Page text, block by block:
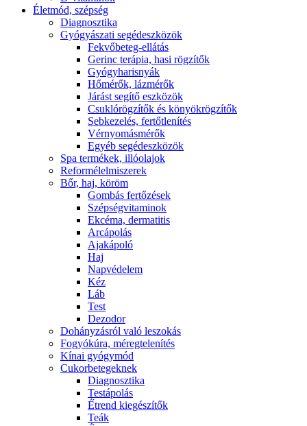
Életmód, szépség
Diagnosztika
Gyógyászati segédeszközök
Fekvőbeteg-ellátás
Gerinc terápia, hasi rögzítők
Gyógyharisnyák
Hőmérők, lázmérők
Járást segítő eszközök
Csuklórögzítők és könyökrögzítők
Sebkezelés, fertőtlenítés
Vérnyomásmérők
Egyéb segédeszközök
Spa termékek, illóolajok
Reformélelmiszerek
Bőr, haj, köröm
Gombás fertőzések
Szépségvitaminok
Ekcéma, dermatitis
Arcápolás
Ajakápoló
Haj
Napvédelem
Kéz
Láb
Test
Dezodor
Dohányzásról való leszokás
Fogyókúra, méregtelenítés
Kínai gyógymód
Cukorbetegeknek
Diagnosztika
Testápolás
É́trend kiegészítők
Teák